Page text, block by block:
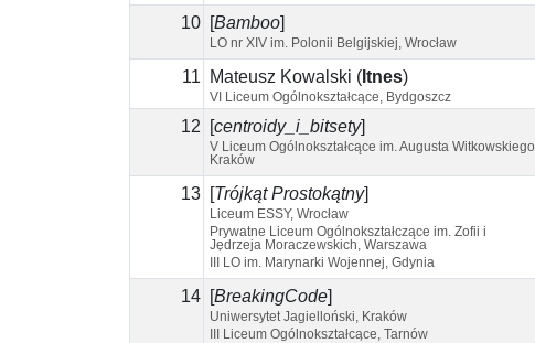
10 Bamboo
LO nr XIV im. Polonii Belgijskiej, Wrocław
11 Mateusz Kowalski ( Itnes)
VI Liceum Ogólnokształcące, Bydgoszcz
12 centroidy_i_bitsety]
V Liceum Ogólnokształcące im. Augusta Witkowskiego,
Kraków
13 Trójkąt Prostokątny]
Liceum ESSY, Wrocław
Prywatne Liceum Ogólnokształczące im. Zofii i
Jędrzeja Moraczewskich, Warszawa
III LO im. Marynarki Wojennej, Gdynia
14 BreakingCode
Uniwersytet Jagielloński, Kraków
III Liceum Ogólnokształcące, Tarnów